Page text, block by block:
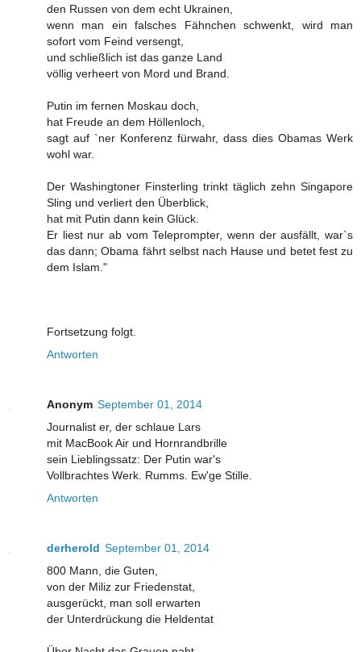
den Russen von dem echt Ukrainen,
wenn man ein falsches Fähnchen schwenkt, wird man
sofort vom Feind versengt,
und schließlich ist das ganze Land
völlig verheert von Mord und Brand.
Putin im fernen Moskau doch,
hat Freude an dem Höllenloch,
sagt auf `ner Konferenz fürwahr, dass dies Obamas Werk
wohl war.
Der Washingtoner Finsterling trinkt täglich zehn Singapore
Sling und verliert den Überblick,
hat mit Putin dann kein Glück.
Er liest nur ab vom Teleprompter, wenn der ausfällt, war`s
das dann; Obama fährt selbst nach Hause und betet fest zu
dem Islam."
Fortsetzung folgt.
Antworten
Anonym September 01, 2014
Journalist er, der schlaue Lars
mit MacBook Air und Hornrandbrille
sein Lieblingssatz: Der Putin war's
Vollbrachtes Werk. Rumms. Ew'ge Stille.
Antworten
derherold September 01, 2014
800 Mann, die Guten,
von der Miliz zur Friedenstat,
ausgerückt, man soll erwarten
der Unterdrückung die Heldentat